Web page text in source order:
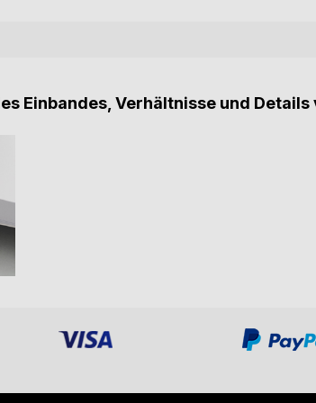
Einbandes, Verhältnisse und